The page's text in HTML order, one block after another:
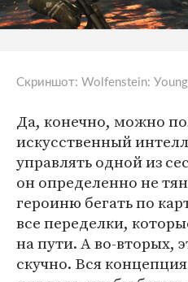
Скриншот: Wolfenstein:
Да, конечно, можно
искусственный
управлять одной из
он определенно не
героиню бегать по
все переделки,
на пути. А во-вторых,
скучно. Вся